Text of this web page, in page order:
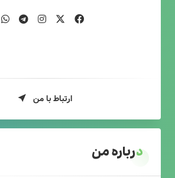
ارتباط با من
درباره من